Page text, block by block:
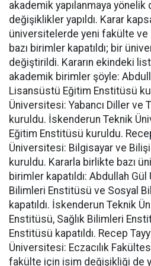
akademik yapılanmaya
değişiklikler yapıldı. Karar
üniversitelerde yeni fakülte
bazı birimler kapatıldı; bir
değiştirildi. Kararın ekindeki
akademik birimler şöyle:
Lisansüstü Eğitim Enstitüsü
Üniversitesi: Yabancı Diller ve
kuruldu. İskenderun Teknik
Eğitim Enstitüsü kuruldu.
Üniversitesi: Bilgisayar ve
kuruldu. Kararla birlikte bazı
birimler kapatıldı: Abdullah
Bilimleri Enstitüsü ve Sosyal
kapatıldı. İskenderun Teknik
Enstitüsü, Sağlık Bilimleri
Enstitüsü kapatıldı. Recep
Üniversitesi: Eczacılık
fakülte için isim değişikliği de